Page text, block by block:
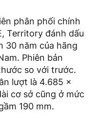
phân phối chính
Territory đánh dấu
30 năm của hãng
Phiên bản
so với trước.
lượt là 4.685 x
cơ sở cũng ở mức
190 mm.